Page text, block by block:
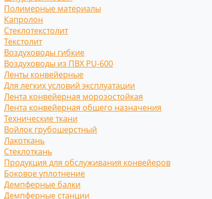
Полимерные материалы
Капролон
Стеклотекстолит
Текстолит
Воздуховоды гибкие
Воздуховоды из ПВХ PU-600
Ленты конвейерные
Для легких условий эксплуатации
Лента конвейерная морозостойкая
Лента конвейерная общего назначения
Технические ткани
Войлок грубошерстный
Лакоткань
Стеклоткань
Продукция для обслуживания конвейеров
Боковое уплотнение
Демпферные балки
Демпферные станции